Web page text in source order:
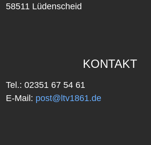
58511 Lüdenscheid
KONTAKT
Tel.: 02351 67 54 61
E-Mail: post@ltv1861.de